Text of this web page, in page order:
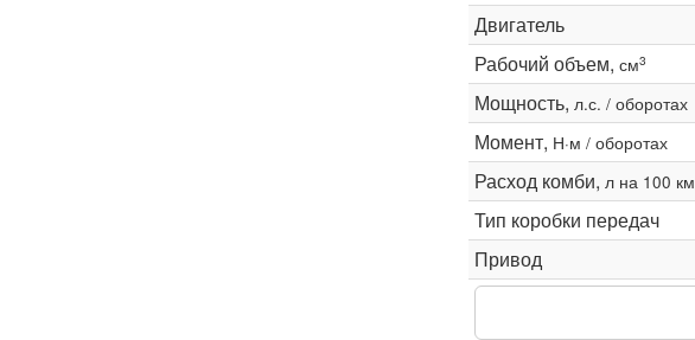
Двигатель
Рабочий объем, см3
Мощность, л.с. / оборотах
Момент, Н·м / оборотах
Расход комби, л на 100 км
Тип коробки передач
Привод